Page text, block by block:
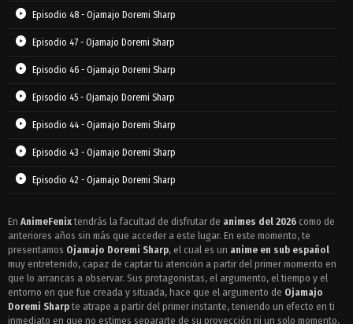
Episodio 48 - Ojamajo Doremi Sharp
Episodio 47 - Ojamajo Doremi Sharp
Episodio 46 - Ojamajo Doremi Sharp
Episodio 45 - Ojamajo Doremi Sharp
Episodio 44 - Ojamajo Doremi Sharp
Episodio 43 - Ojamajo Doremi Sharp
Episodio 42 - Ojamajo Doremi Sharp
Episodio 40 - Ojamajo Doremi Sharp
Episodio 39 - Ojamajo Doremi Sharp
Episodio 38 - Ojamajo Doremi Sharp
Episodio 37 - Ojamajo Doremi Sharp
En AnimeFenix tendrás la facultad de disfrutar de animes del 2026 como de
anteriores años sin más que acceder a este lugar. En este momento, te
presentamos Ojamajo Doremi Sharp, el cual es un anime en sub español
muy entretenido, capaz de captar tu atención a partir del primer momento en
que lo arrancas a observar. Sus protagonistas, el argumento, el tiempo y el
entorno en que fue creada y situada, hace que el argumento de Ojamajo
Doremi Sharp te atrape a partir del primer instante, teniendo un efecto en ti
inmediato en que no estimes separarte de su proyección ni un solo momento,